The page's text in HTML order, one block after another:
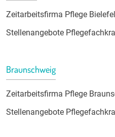
Zeitarbeitsfirma Pflege
Stellenangebote
Braunschweig
Zeitarbeitsfirma Pflege
Stellenangebote